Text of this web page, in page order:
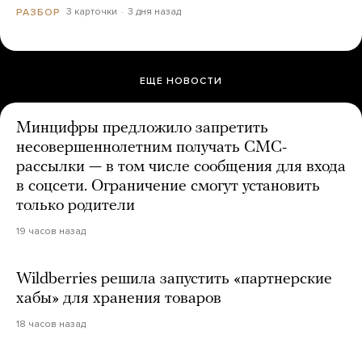
РАЗБОР 3 карточки 3 дня назад
ЕЩЕ НОВОСТИ
Минцифры предложило запретить
несовершеннолетним получать СМС-
рассылки — в том числе сообщения для входа
в соцсети. Ограничение смогут установить
только родители
19 часов назад
Wildberries решила запустить «партнерские
хабы» для хранения товаров
18 часов назад